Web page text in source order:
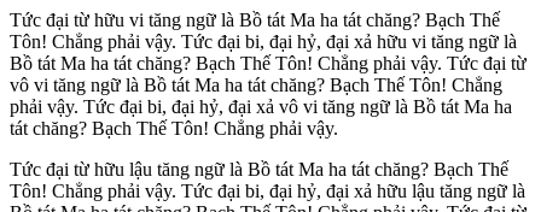
Tức đại từ hữu vi tăng ngữ là Bồ tát Ma ha tát chăng? Bạch Thế
Tôn! Chẳng phải vậy. Tức đại bi, đại hỷ, đại xả hữu vi tăng ngữ là
Bồ tát Ma ha tát chăng? Bạch Thế Tôn! Chẳng phải vậy. Tức đại từ
vô vi tăng ngữ là Bồ tát Ma ha tát chăng? Bạch Thế Tôn! Chẳng
phải vậy. Tức đại bi, đại hỷ, đại xả vô vi tăng ngữ là Bồ tát Ma ha
tát chăng? Bạch Thế Tôn! Chẳng phải vậy.
Tức đại từ hữu lậu tăng ngữ là Bồ tát Ma ha tát chăng? Bạch Thế
Tôn! Chẳng phải vậy. Tức đại bi, đại hỷ, đại xả hữu lậu tăng ngữ là